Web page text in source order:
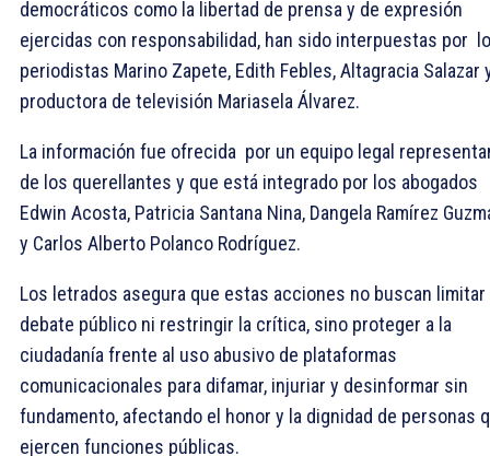
democráticos como la libertad de prensa y de expresión
ejercidas con responsabilidad, han sido interpuestas por
periodistas Marino Zapete, Edith Febles, Altagracia Salazar
productora de televisión Mariasela Álvarez.
La información fue ofrecida por un equipo legal
de los querellantes y que está integrado por los abogados
Edwin Acosta, Patricia Santana Nina, Dangela Ramírez
y Carlos Alberto Polanco Rodríguez.
Los letrados asegura que estas acciones no buscan limitar
debate público ni restringir la crítica, sino proteger a la
ciudadanía frente al uso abusivo de plataformas
comunicacionales para difamar, injuriar y desinformar sin
fundamento, afectando el honor y la dignidad de personas
ejercen funciones públicas.